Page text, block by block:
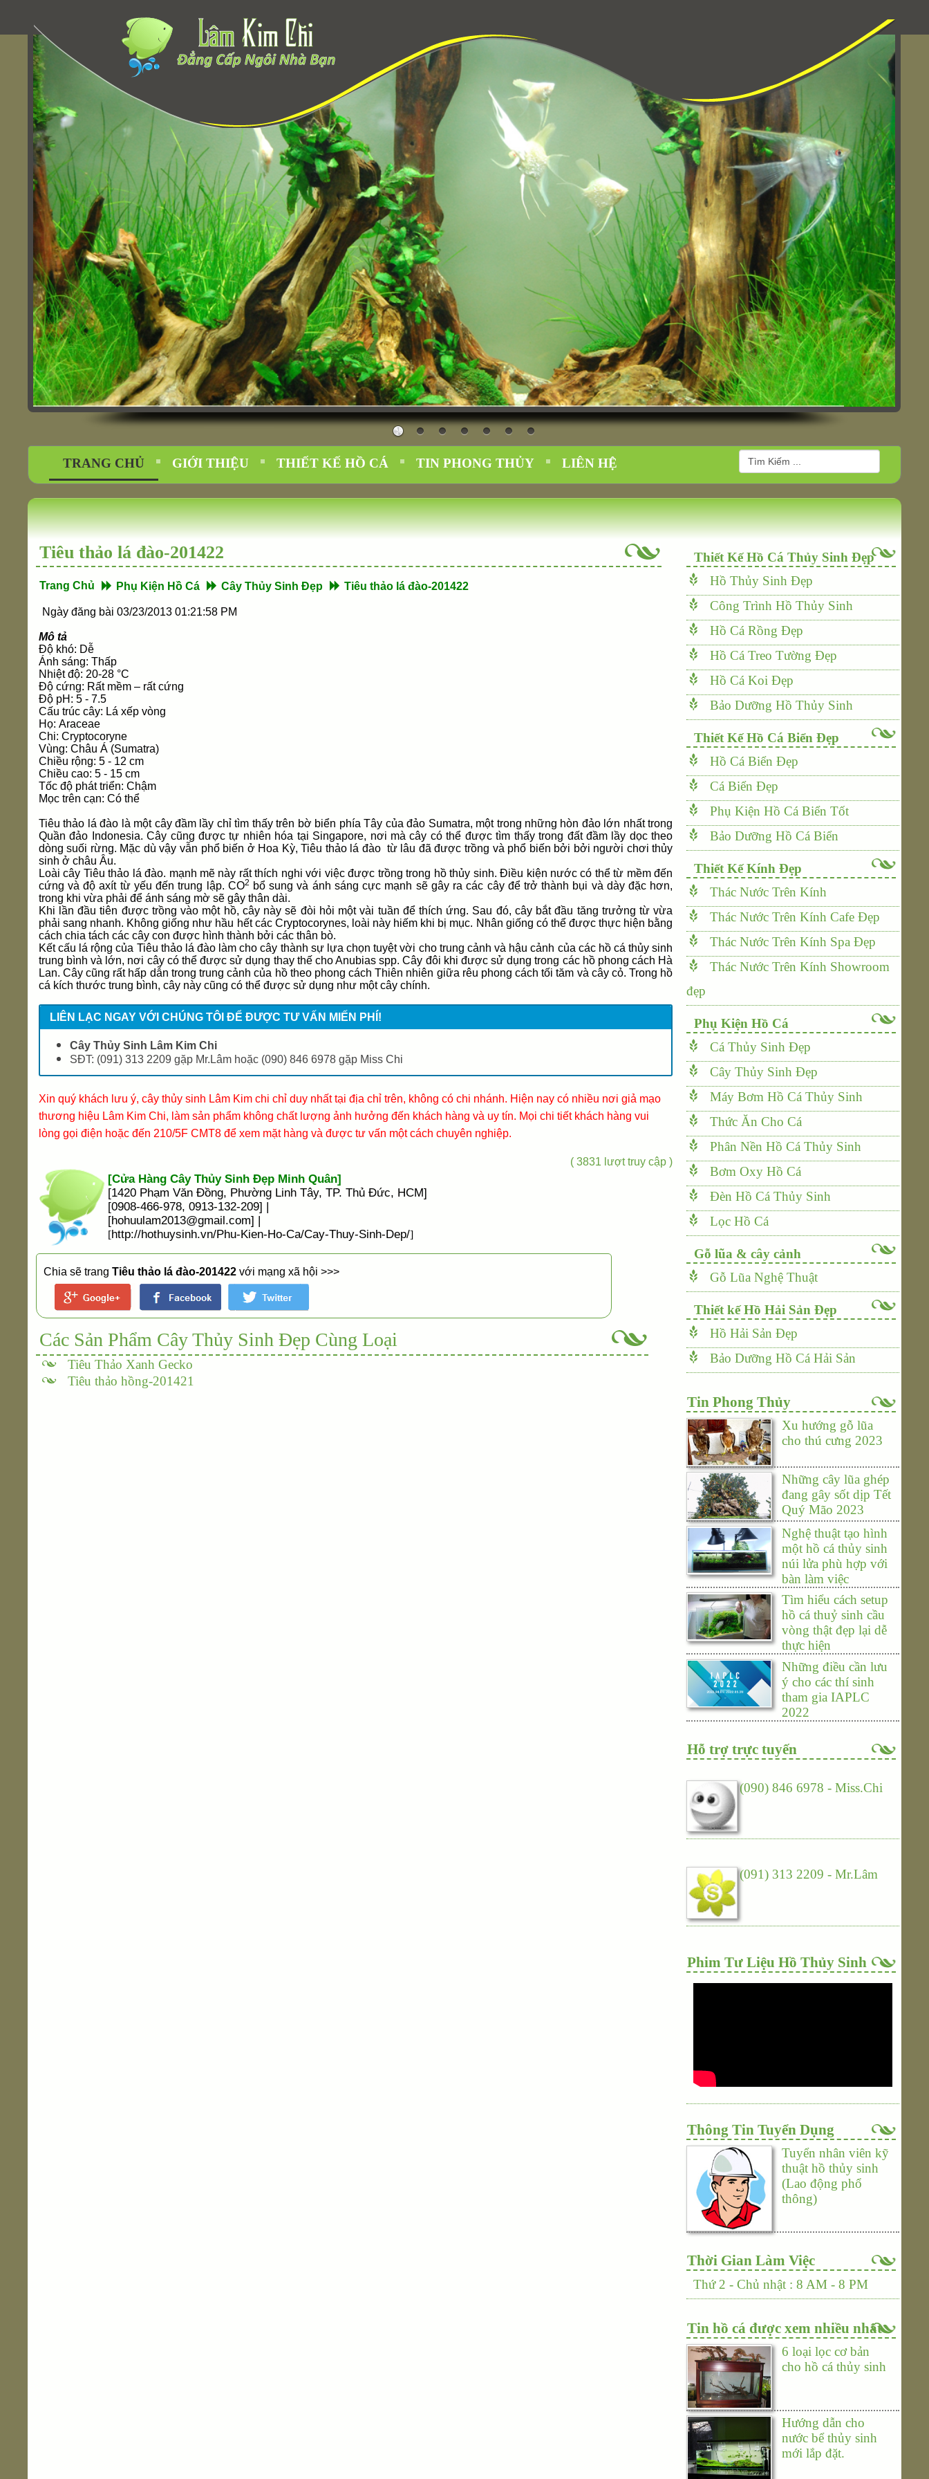
Thác Nước Trên Kính
Ngày nay theo xu hướng thiết kế nội thất hiện đại,thác nước trên kính rất được ưa chuộng trong trang trí nội thất.
TRANG CHỦ GIỚI THIỆU THIẾT KẾ HỒ CÁ TIN PHONG THỦY LIÊN HỆ
Tiêu thảo lá đào-201422
Trang Chủ Phụ Kiện Hồ Cá Cây Thủy Sinh Đẹp Tiêu thảo lá đào-201422
Ngày đăng bài 03/23/2013 01:21:58 PM
Mô tả
Độ khó: Dễ
Ánh sáng: Thấp
Nhiệt độ: 20-28 °C
Độ cứng: Rất mềm – rất cứng
Độ pH: 5 - 7.5
Cấu trúc cây: Lá xếp vòng
Họ: Araceae
Chi: Cryptocoryne
Vùng: Châu Á (Sumatra)
Chiều rộng: 5 - 12 cm
Chiều cao: 5 - 15 cm
Tốc độ phát triển: Chậm
Mọc trên cạn: Có thể
Tiêu thảo lá đào là một cây đầm lầy chỉ tìm thấy trên bờ biển phía Tây của đảo Sumatra, một trong những hòn đảo lớn nhất trong
Quần đảo Indonesia. Cây cũng được tự nhiên hóa tại Singapore, nơi mà cây có thể được tìm thấy trong đất đầm lầy dọc theo
dòng suối rừng. Mặc dù vậy vẫn phổ biến ở Hoa Kỳ, Tiêu thảo lá đào từ lâu đã được trồng và phổ biến bởi bởi người chơi thủy
sinh ở châu Âu.
Loài cây Tiêu thảo lá đào. mạnh mẽ này rất thích nghi với việc được trồng trong hồ thủy sinh. Điều kiện nước có thể từ mềm đến
cứng và độ axít từ yếu đến trung lập. CO2 bổ sung và ánh sáng cực mạnh sẽ gây ra các cây để trở thành bụi và dày đặc hơn,
trong khi vừa phải để ánh sáng mờ sẽ gây thân dài.
Khi lần đầu tiên được trồng vào một hồ, cây này sẽ đòi hỏi một vài tuần để thích ứng. Sau đó, cây bắt đầu tăng trưởng từ vừa
phải sang nhanh. Không giống như hầu hết các Cryptocorynes, loài này hiếm khi bị mục. Nhân giống có thể được thực hiện bằng
cách chia tách các cây con được hình thành bởi các thân bò.
Kết cấu lá rộng của Tiêu thảo lá đào làm cho cây thành sự lựa chọn tuyệt vời cho trung cảnh và hậu cảnh của các hồ cá thủy sinh
trung bình và lớn, nơi cây có thể được sử dụng thay thế cho Anubias spp. Cây đôi khi được sử dụng trong các hồ phong cách Hà
Lan. Cây cũng rất hấp dẫn trong trung cảnh của hồ theo phong cách Thiên nhiên giữa rêu phong cách tối tăm và cây cỏ. Trong hồ
cá kích thước trung bình, cây này cũng có thể được sử dụng như một cây chính.
LIÊN LẠC NGAY VỚI CHÚNG TÔI ĐỂ ĐƯỢC TƯ VẤN MIẾN PHÍ!
Cây Thủy Sinh Lâm Kim Chi
SĐT: (091) 313 2209 gặp Mr.Lâm hoặc (090) 846 6978 gặp Miss Chi
Xin quý khách lưu ý, cây thủy sinh Lâm Kim chi chỉ duy nhất tại địa chỉ trên, không có chi nhánh. Hiện nay có nhiều nơi giả mạo
thương hiệu Lâm Kim Chi, làm sản phẩm không chất lượng ảnh hưởng đến khách hàng và uy tín. Mọi chi tiết khách hàng vui
lòng gọi điện hoặc đến 210/5F CMT8để xem mặt hàng và được tư vấn một cách chuyên nghiệp.
( 3831 lượt truy cập )
[Cửa Hàng Cây Thủy Sinh Đẹp Minh Quân]
[1420 Phạm Văn Đồng, Phường Linh Tây, TP. Thủ Đức, HCM]
[0908-466-978, 0913-132-209] |
[hohuulam2013@gmail.com] |
[http://hothuysinh.vn/Phu-Kien-Ho-Ca/Cay-Thuy-Sinh-Dep/]
Chia sẽ trang Tiêu thảo lá đào-201422với mạng xã hội >>>
Các Sản Phẩm Cây Thủy Sinh Đẹp Cùng Loại
Tiêu Thảo Xanh Gecko
Tiêu thảo hồng-201421
Thiết Kế Hồ Cá Thủy Sinh Đẹp
Hồ Thủy Sinh Đẹp
Công Trình Hồ Thủy Sinh
Hồ Cá Rồng Đẹp
Hồ Cá Treo Tường Đẹp
Hồ Cá Koi Đẹp
Bảo Dưỡng Hồ Thủy Sinh
Thiết Kế Hồ Cá Biển Đẹp
Hồ Cá Biển Đẹp
Cá Biển Đẹp
Phụ Kiện Hồ Cá Biển Tốt
Bảo Dưỡng Hồ Cá Biển
Thiết Kế Kính Đẹp
Thác Nước Trên Kính
Thác Nước Trên Kính Cafe Đẹp
Thác Nước Trên Kính Spa Đẹp
Thác Nước Trên Kính Showroom
đẹp
Phụ Kiện Hồ Cá
Cá Thủy Sinh Đẹp
Cây Thủy Sinh Đẹp
Máy Bơm Hồ Cá Thủy Sinh
Thức Ăn Cho Cá
Phân Nền Hồ Cá Thủy Sinh
Bơm Oxy Hồ Cá
Đèn Hồ Cá Thủy Sinh
Lọc Hồ Cá
Gỗ lũa & cây cảnh
Gỗ Lũa Nghệ Thuật
Thiết kế Hồ Hải Sản Đẹp
Hồ Hải Sản Đẹp
Bảo Dưỡng Hồ Cá Hải Sản
Tin Phong Thủy
Xu hướng gỗ lũa
cho thú cưng 2023
Những cây lũa ghép
đang gây sốt dịp Tết
Quý Mão 2023
Nghệ thuật tạo hình
một hồ cá thủy sinh
núi lửa phù hợp với
bàn làm việc
Tìm hiểu cách setup
hồ cá thuỷ sinh cầu
vòng thật đẹp lại dễ
thực hiện
Những điều cần lưu
ý cho các thí sinh
tham gia IAPLC
2022
Hỗ trợ trực tuyến
(090) 846 6978 - Miss.Chi
(091) 313 2209 - Mr.Lâm
Phim Tư Liệu Hồ Thủy Sinh
Thông Tin Tuyển Dụng
Tuyển nhân viên kỹ
thuật hồ thủy sinh
(Lao động phổ
thông)
Thời Gian Làm Việc
Thứ 2 - Chủ nhật : 8 AM - 8 PM
Tin hồ cá được xem nhiều nhất
6 loại lọc cơ bản
cho hồ cá thủy sinh
Hướng dẫn cho
nước bể thủy sinh
mới lắp đặt.